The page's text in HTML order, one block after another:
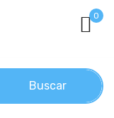
0
Buscar